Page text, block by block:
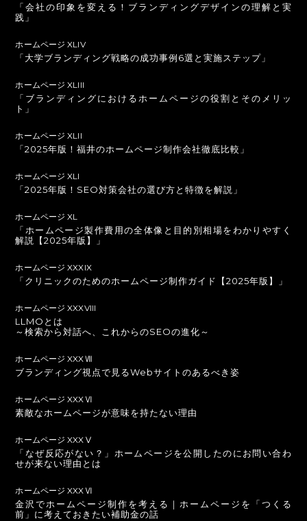
「会社の印象を変える！ブランディングデザインの理解と実
践」
ホームページ XLIV
「大学ブランディング戦略の成功事例6選と実施ステップ」
ホームページ XLIII
「ブランディングにおけるホームページの役割とそのメリッ
ト」
ホームページ XLII
「2025年版！福井のホームページ制作会社徹底比較」
ホームページ XLI
「2025年版！SEO対策会社の選び方と特徴を解説」
ホームページ XL
「ホームページ製作費用の全体像と目的別相場をわかりやすく
解説【2025年版】」
ホームページ XXXIX
「クリニックのためのホームページ制作ガイド【2025年版】」
ホームページ XXXVIII
LLMOとは
～検索から対話へ、これからのSEOの進化～
ホームページ XXXⅦ
ブランディング視点で見るWebサイトのあるべき姿
ホームページ XXXⅥ
素敵なホームページが意味を持たない理由
ホームページ XXXⅤ
「なぜ反応がない？」ホームページを公開したのにお問い合わ
せが来ない理由とは
ホームページ XXXⅥ
金沢でホームページ制作を考える｜ホームページを「つくる
前」に考えておきたい補助金の話